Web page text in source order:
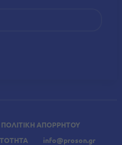
ΠΟΛΙΤΙΚΗ ΑΠΟΡΡΗΤΟΥ
info@proson.gr